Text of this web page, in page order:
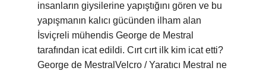
insanların giysilerine yapıştığını gören ve bu
yapışmanın kalıcı gücünden ilham alan
İsviçreli mühendis George de Mestral
tarafından icat edildi. Cırt cırt ilk kim icat etti?
George de MestralVelcro / Yaratıcı Mestral ne